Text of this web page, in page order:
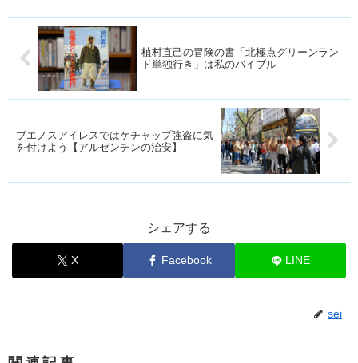
植村直己の冒険の書「北極点グリーンラン
ド単独行き」は私のバイブル
ブエノスアイレスではケチャップ強盗に気
を付けよう【アルゼンチンの治安】
シェアする
X Facebook LINE
sei